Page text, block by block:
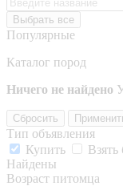
Выбрать все
Популярные
Каталог пород
Ничего не найдено
Сбросить
Тип объявления
Купить
Взять
Найдены
Возраст питомца